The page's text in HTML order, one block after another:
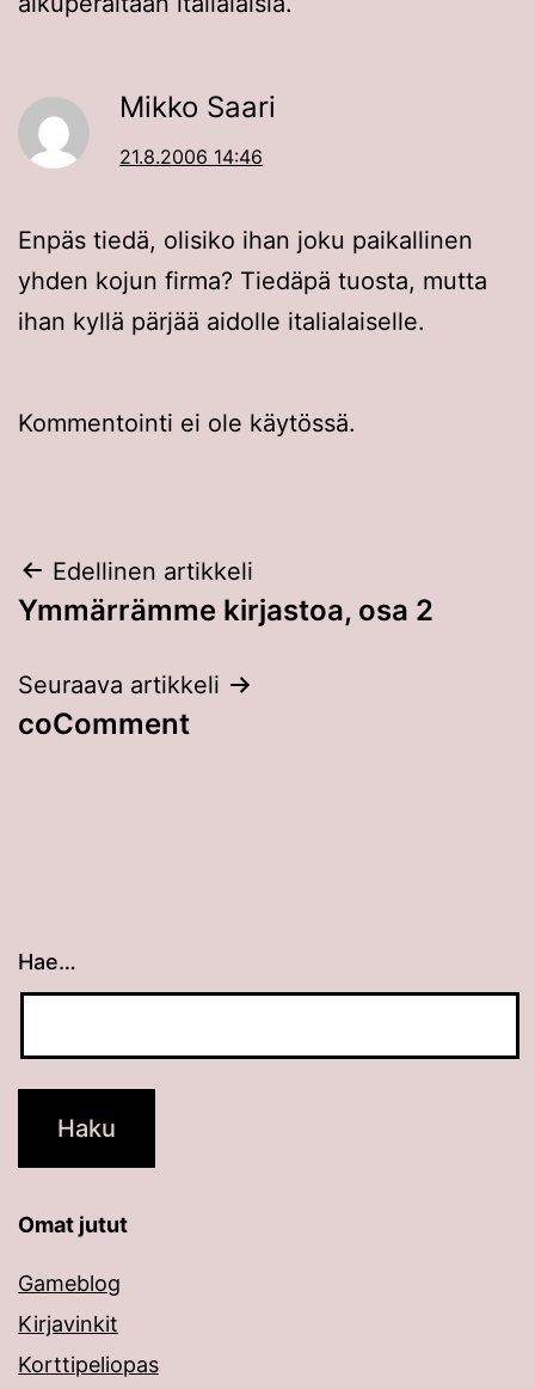
Mikko Saari
21.8.2006 14:46
Enpäs tiedä, olisiko ihan joku paikallinen
yhden kojun firma? Tiedäpä tuosta, mutta
ihan kyllä pärjää aidolle italialaiselle.
Kommentointi ei ole käytössä.
Artikkelien
selaus
Edellinen artikkeli
Ymmärrämme kirjastoa, osa 2
Seuraava artikkeli
coComment
Hae…
Kun tuloksia tulee, voit selata niitä
Omat jutut
Gameblog
Kirjavinkit
Korttipeliopas